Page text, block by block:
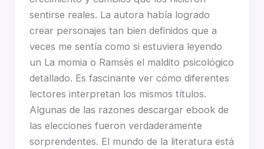
sentirse reales. La autora había logrado
crear personajes tan bien definidos que a
veces me sentía como si estuviera leyendo
un La momia o Ramsés el maldito psicológico
detallado. Es fascinante ver cómo diferentes
lectores interpretan los mismos títulos.
Algunas de las razones descargar ebook de
las elecciones fueron verdaderamente
sorprendentes. El mundo de la literatura está